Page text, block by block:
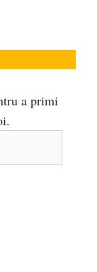
a primi